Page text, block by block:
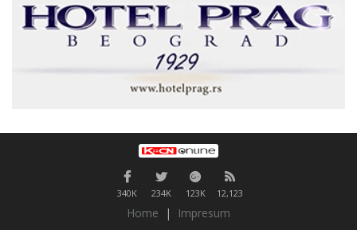
340K 234K 123K 12,123
Home |
Impresum